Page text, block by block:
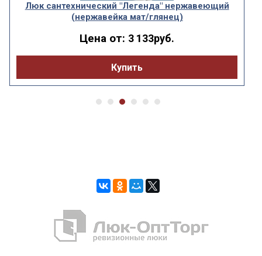
Люк сантехнический "Легенда" нержавеющий
(нержавейка мат/глянец)
Цена от: 3 133руб.
Купить